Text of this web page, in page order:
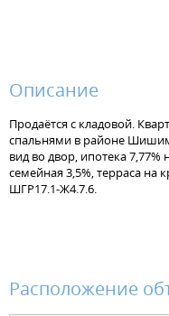
Описание
Продаётся с кладовой.
спальнями в районе
вид во двор, ипотека 7,77%
семейная 3,5%, терраса
ШГР17.1-Ж4.7.6.
Расположение